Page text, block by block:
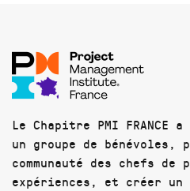
Le Chapitre PMI FRANCE
un groupe de
communauté des chefs
expériences, et créer un